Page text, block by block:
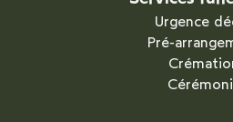
Urgence
Pré-